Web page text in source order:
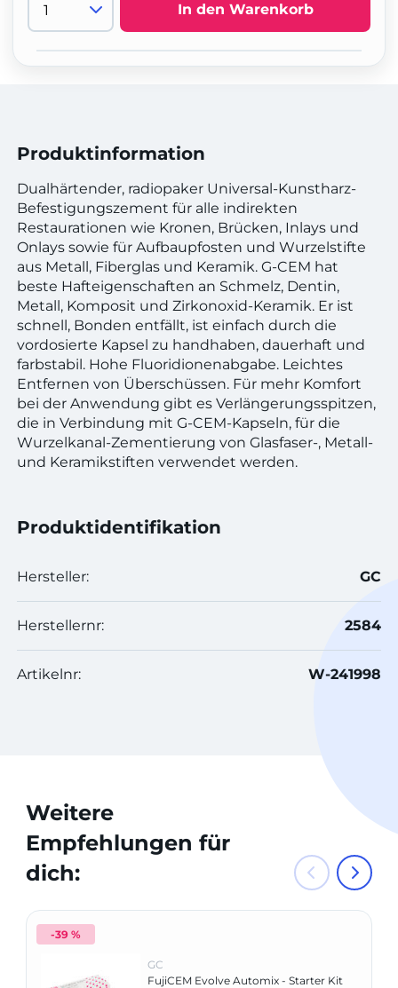
In den Warenkorb
Produktinformation
Dualhärtender, radiopaker Universal-Kunstharz-
Befestigungszement für alle indirekten
Restaurationen wie Kronen, Brücken, Inlays und
Onlays sowie für Aufbaupfosten und Wurzelstifte
aus Metall, Fiberglas und Keramik. G-CEM hat
beste Hafteigenschaften an Schmelz, Dentin,
Metall, Komposit und Zirkonoxid-Keramik. Er ist
schnell, Bonden entfällt, ist einfach durch die
vordosierte Kapsel zu handhaben, dauerhaft und
farbstabil. Hohe Fluoridionenabgabe. Leichtes
Entfernen von Überschüssen. Für mehr Komfort
bei der Anwendung gibt es Verlängerungsspitzen,
die in Verbindung mit G-CEM-Kapseln, für die
Wurzelkanal-Zementierung von Glasfaser-, Metall-
und Keramikstiften verwendet werden.
Produktidentifikation
Hersteller: GC
Herstellernr: 2584
Artikelnr: W-241998
Weitere
Empfehlungen für
dich:
-39 %
GC
FujiCEM Evolve Automix - Starter Kit